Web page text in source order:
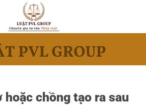
hoặc chồng tạo ra sau